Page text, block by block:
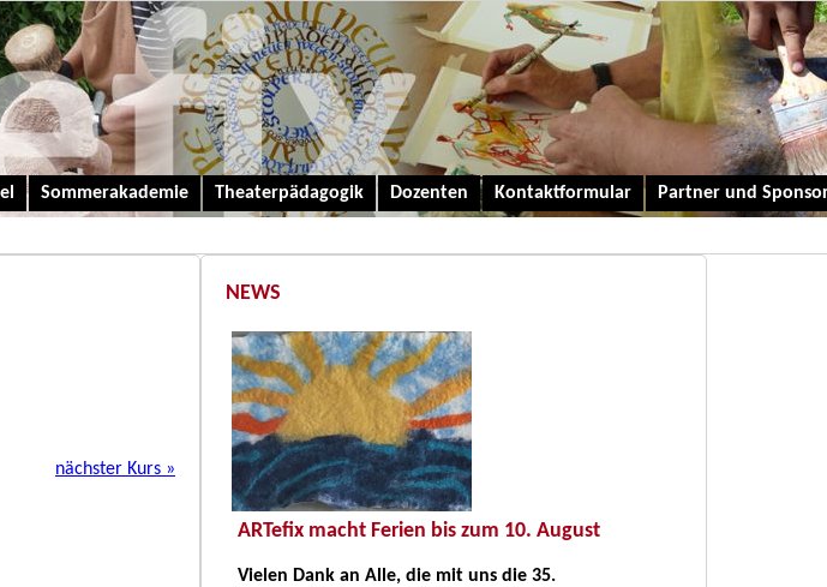
Sommerakademie Theaterpädagogik Dozenten Kontaktformular
Partner und
nächster Kurs »
NEWS
ARTefix macht Ferien bis zum 10. August
Vielen Dank an Alle, die mit uns die 35.